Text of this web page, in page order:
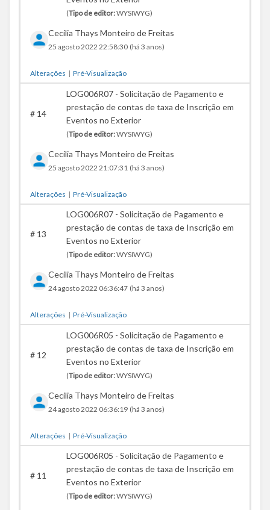
(Tipo de editor:WYSIWYG)
Cecilia Thays Monteiro de Freitas
25 agosto 2022 22:58:30 (há 3 anos)
Alterações | Pré-Visualização
#14
LOG006R07 - Solicitação de Pagamento e
prestação de contas de taxa de Inscrição em
Eventos no Exterior
(Tipo de editor:WYSIWYG)
Cecilia Thays Monteiro de Freitas
25 agosto 2022 21:07:31 (há 3 anos)
Alterações | Pré-Visualização
#13
LOG006R07 - Solicitação de Pagamento e
prestação de contas de taxa de Inscrição em
Eventos no Exterior
(Tipo de editor:WYSIWYG)
Cecilia Thays Monteiro de Freitas
24 agosto 2022 06:36:47 (há 3 anos)
Alterações | Pré-Visualização
#12
LOG006R05 - Solicitação de Pagamento e
prestação de contas de taxa de Inscrição em
Eventos no Exterior
(Tipo de editor:WYSIWYG)
Cecilia Thays Monteiro de Freitas
24 agosto 2022 06:36:19 (há 3 anos)
Alterações | Pré-Visualização
#11
LOG006R05 - Solicitação de Pagamento e
prestação de contas de taxa de Inscrição em
Eventos no Exterior
(Tipo de editor:WYSIWYG)